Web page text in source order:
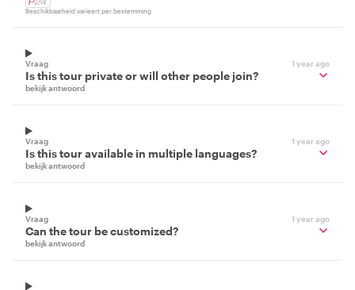
Beschikbaarheid varieert per bestemming
Vraag 1 year ago
Is this tour private or will other people join?
bekijk antwoord
Vraag 1 year ago
Is this tour available in multiple languages?
bekijk antwoord
Vraag 1 year ago
Can the tour be customized?
bekijk antwoord